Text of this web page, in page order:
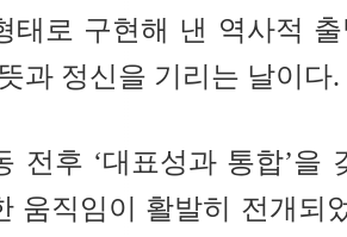
태로 구현해 낸 역사적
과 정신을 기리는 날이다.
전후 ‘대표성과 통합’을
움직임이 활발히 전개되